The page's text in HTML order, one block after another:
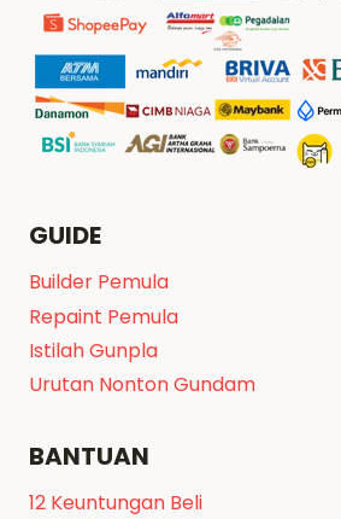
GUIDE
Builder Pemula
Repaint Pemula
Istilah Gunpla
Urutan Nonton Gundam
BANTUAN
12 Keuntungan Beli